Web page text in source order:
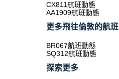
CX811航班動態
AA1909航班動態
更多飛往倫敦的航班
BR067航班動態
SQ312航班動態
探索更多